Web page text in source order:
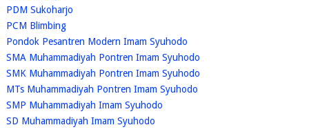
PDM Sukoharjo
PCM Blimbing
Pondok Pesantren Modern Imam Syuhodo
SMA Muhammadiyah Pontren Imam Syuhodo
SMK Muhammadiyah Pontren Imam Syuhodo
MTs Muhammadiyah Pontren Imam Syuhodo
SMP Muhammadiyah Imam Syuhodo
SD Muhammadiyah Imam Syuhodo